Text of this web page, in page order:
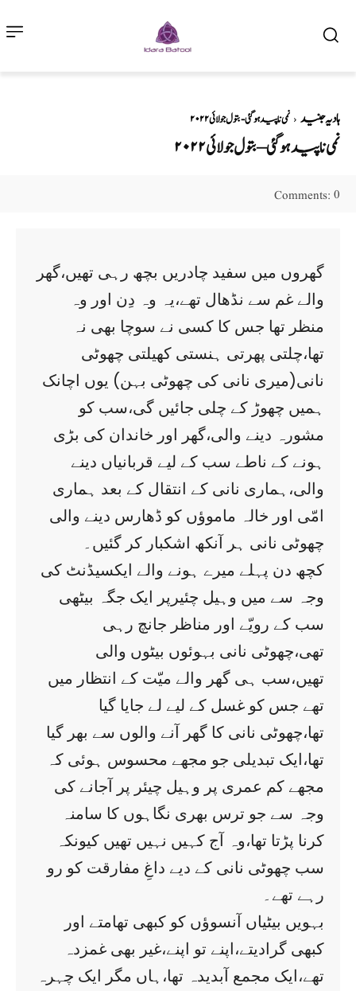
ہادیہ جنید نمی ناپید ہو گئی - بتول جولائی۲۰۲۲
نمی ناپید ہو گئی – بتول جولائی۲۰۲۲
Comments: 0
گھروں میں سفید چادریں بچھ رہی تھیں،گھر
والے غم سے نڈھال تھے،یہ وہ دِن اور وہ
منظر تھا جس کا کسی نے سوچا بھی نہ
تھا،چلتی پھرتی ہنستی کھیلتی چھوٹی
نانی(میری نانی کی چھوٹی بہن) یوں اچانک
ہمیں چھوڑ کے چلی جائیں گی،سب کو
مشورہ دینے والی،گھر اور خاندان کی بڑی
ہونے کے ناطے سب کے لیے قربانیاں دینے
والی،ہماری نانی کے انتقال کے بعد ہماری
امّی اور خالہ ماموؤں کو ڈھارس دینے والی
چھوٹی نانی ہر آنکھ اشکبار کر گئیں۔
کچھ دن پہلے میرے ہونے والے ایکسیڈنٹ کی
وجہ سے میں وہیل چئیرپر ایک جگہ بیٹھی
سب کے رویّے اور مناظر جانچ رہی
تھی،چھوٹی نانی بہوئوں بیٹوں والی
تھیں،سب ہی گھر والے میّت کے انتظار میں
تھے جس کو غسل کے لیے لے جایا گیا
تھا،چھوٹی نانی کا گھر آنے والوں سے بھر گیا
تھا،ایک تبدیلی جو مجھے محسوس ہوئی کہ
مجھے کم عمری پر وہیل چیئر پر آجانے کی
وجہ سے جو ترس بھری نگاہوں کا سامنہ
کرنا پڑتا تھا،وہ آج کہیں نہیں تھیں کیونکہ
سب چھوٹی نانی کے دیے داغِ مفارقت کو رو
رہے تھے۔
بہویں بیٹیاں آنسوؤں کو کبھی تھامتے اور
کبھی گرادیتے،اپنے تو اپنے،غیر بھی غمزدہ
تھے،ایک مجمع آبدیدہ تھا،ہاں مگر ایک چہرہ